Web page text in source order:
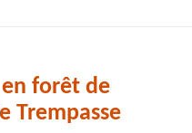
forêt de
Trempasse